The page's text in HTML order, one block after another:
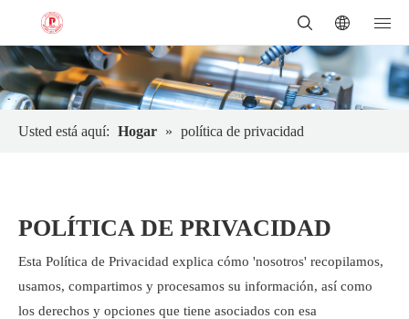
Usted está aquí: Hogar » política de privacidad
POLÍTICA DE PRIVACIDAD
Esta Política de Privacidad explica cómo 'nosotros' recopilamos,
usamos, compartimos y procesamos su información, así como
los derechos y opciones que tiene asociados con esa